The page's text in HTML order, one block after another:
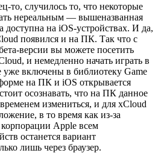
то, случилось то, что некоторые
нереальным — вышеназванная
доступна на iOS-устройствах. И да,
появился и на ПК. Так что с
версии вы можете посетить
и немедленно начать играть в
уже включены в библиотеку Game
на ПК и iOS открывается
осознавать, что на ПК данное
измениться, и для xCloud
в то время как из-за
Apple всем
останется вариант
лишь через браузер.